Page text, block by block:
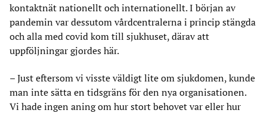
kontaktnät nationellt och internationellt. I början av
pandemin var dessutom vårdcentralerna i princip stängda
och alla med covid kom till sjukhuset, därav att
uppföljningar gjordes här.
– Just eftersom vi visste väldigt lite om sjukdomen, kunde
man inte sätta en tidsgräns för den nya organisationen.
Vi hade ingen aning om hur stort behovet var eller hur